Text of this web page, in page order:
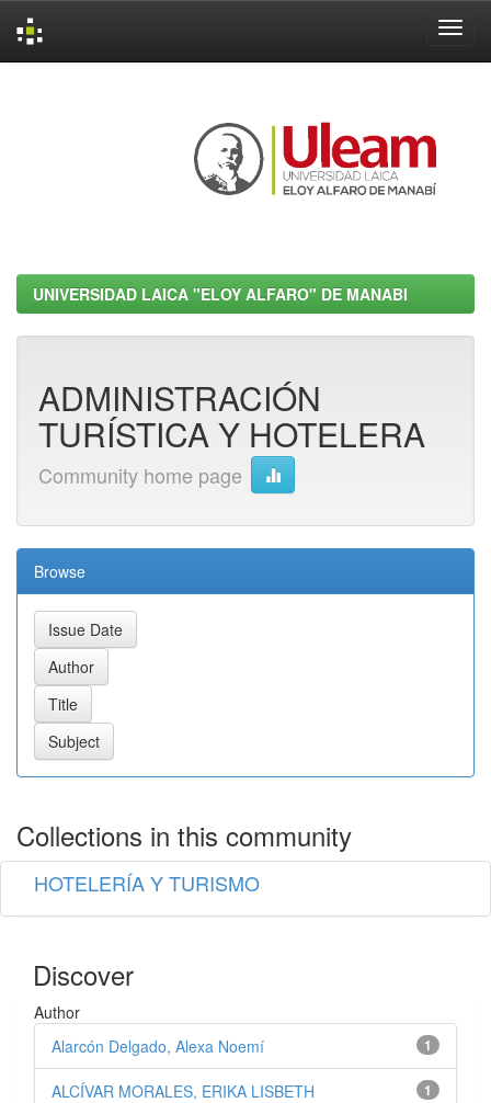
UNIVERSIDAD LAICA "ELOY ALFARO" DE MANABI
ADMINISTRACIÓN
TURÍSTICA Y HOTELERA
Community home page
Browse
Collections in this community
HOTELERÍA Y TURISMO
Discover
Author
1
Alarcón Delgado, Alexa Noemí
1
ALCÍVAR MORALES, ERIKA LISBETH